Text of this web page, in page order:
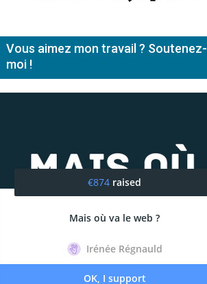
Vous aimez mon travail ? Soutenez-
moi !